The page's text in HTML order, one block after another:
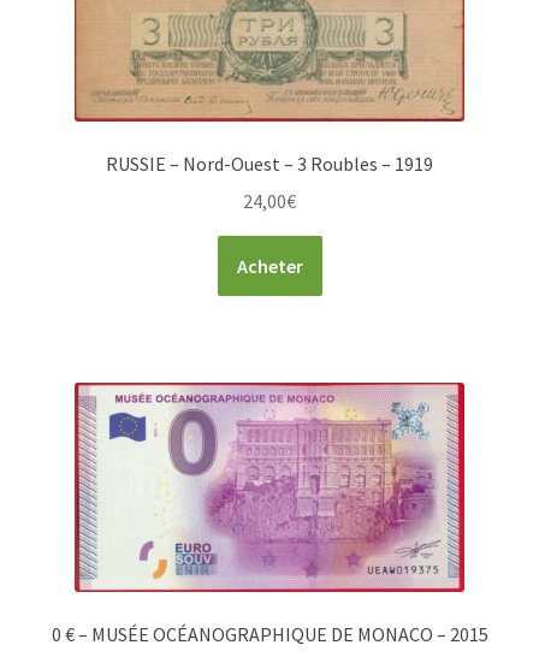
RUSSIE – Nord-Ouest – 3 Roubles – 1919
24,00€
Acheter
0 € – MUSÉE OCÉANOGRAPHIQUE DE MONACO – 2015